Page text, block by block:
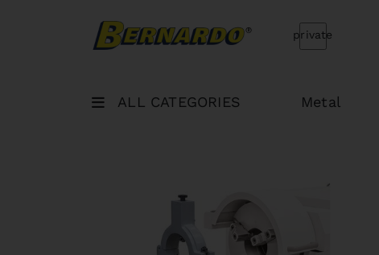
Bernardo Home
private
ALL CATEGORIES Metal